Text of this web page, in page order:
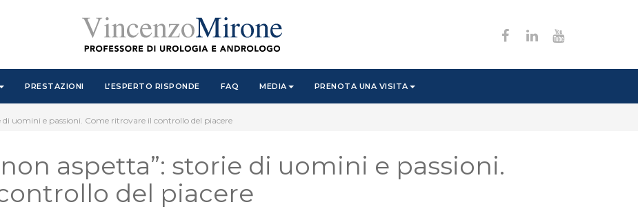
PRESTAZIONI L’ESPERTO RISPONDE FAQ MEDIA PRENOTA UNA VISITA
di uomini e passioni. Come ritrovare il controllo del piacere
aspetta”: storie di uomini e passioni.
del piacere